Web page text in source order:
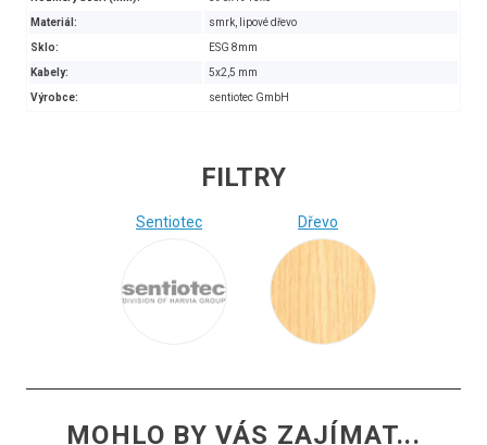
Materiál: smrk, lipové dřevo
Sklo: ESG 8mm
Kabely: 5x2,5 mm
Výrobce: sentiotec GmbH
(Finská sauna Panorama Small)
FILTRY
Sentiotec Dřevo
MOHLO BY VÁS ZAJÍMAT...